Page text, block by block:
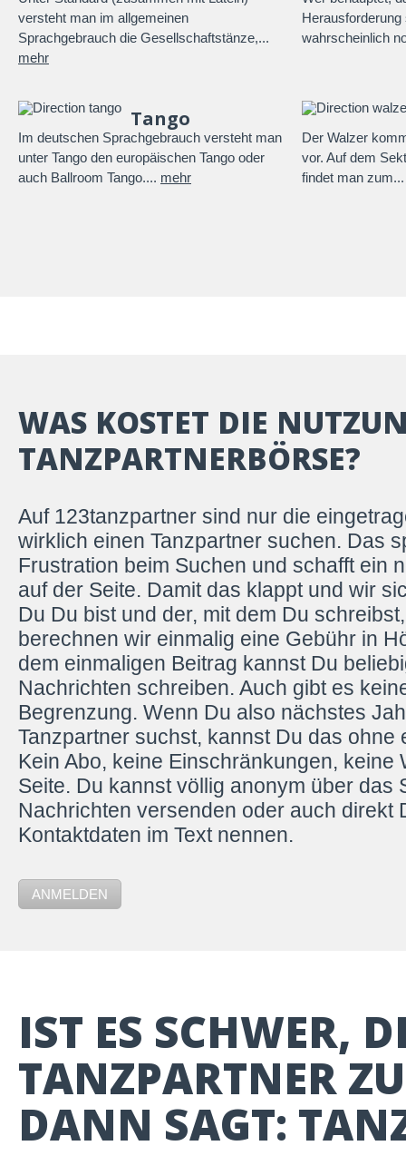
versteht man im allgemeinen
Sprachgebrauch die Gesellschaftstänze,...
mehr
wahrscheinlich
Tango
Im deutschen Sprachgebrauch versteht man
unter Tango den europäischen Tango oder
auch Ballroom Tango.... mehr
Der Walzer
vor. Auf dem
findet man
WAS KOSTET DIE
TANZPARTNERBÖRSE?
Auf 123tanzpartner sind nur die
wirklich einen Tanzpartner suchen. Das
Frustration beim Suchen und schafft ein
auf der Seite. Damit das klappt und wir
Du Du bist und der, mit dem Du
berechnen wir einmalig eine Gebühr in
dem einmaligen Beitrag kannst Du
Nachrichten schreiben. Auch gibt es
Begrenzung. Wenn Du also nächstes
Tanzpartner suchst, kannst Du das ohne
Kein Abo, keine Einschränkungen, keine
Seite. Du kannst völlig anonym über das
Nachrichten versenden oder auch direkt
Kontaktdaten im Text nennen.
ANMELDEN
IST ES SCHWER,
TANZPARTNER
DANN SAGT: